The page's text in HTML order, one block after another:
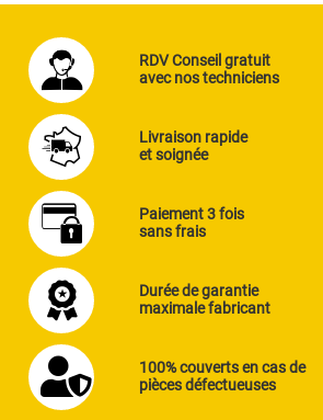
RDV Conseil gratuit
avec nos techniciens
Livraison rapide
et soignée
Paiement 3 fois
sans frais
Durée de garantie
maximale fabricant
100% couverts en cas de
pièces défectueuses